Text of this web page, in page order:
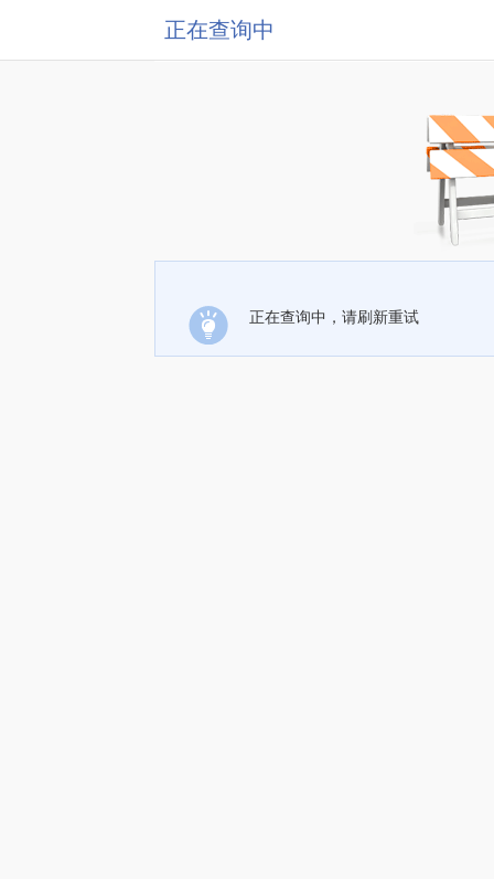
正在查询中
正在查询中，请刷新重试